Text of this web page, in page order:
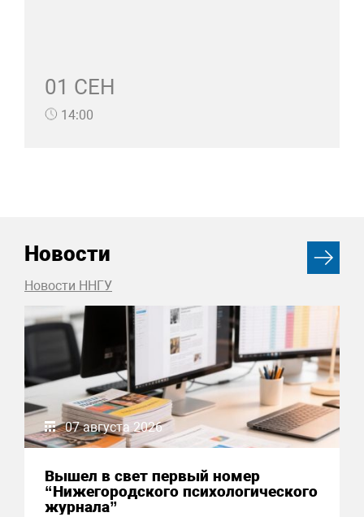
01 СЕН
14:00
Новости
Новости ННГУ
07 августа 2026
Вышел в свет первый номер
“Нижегородского психологического
журнала”